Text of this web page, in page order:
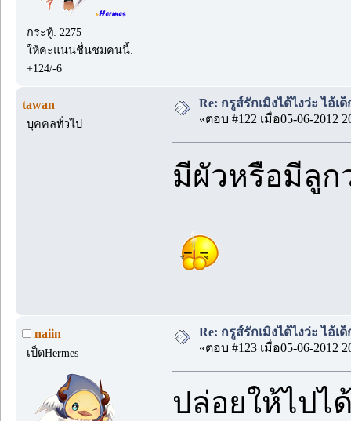
กระทู้: 2275
ให้คะแนนชื่นชมคนนี้:
+124/-6
tawan
บุคคลทั่วไป
Re: กรูส์รักเมิงได้ไงว่ะ ไอ้
«ตอบ #122 เมื่อ05-06-2012
มีผัวหรือมีลูก
naiin
เป็ดHermes
Re: กรูส์รักเมิงได้ไงว่ะ ไอ้
«ตอบ #123 เมื่อ05-06-2012
ปล่อยให้ไปไ